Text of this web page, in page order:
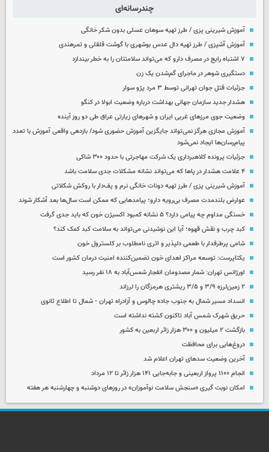
چندرسانه‌ای
آموزش شیرینی پزی / طرز تهیه سوهان عسلی بدون شکر خانگی
آموزش آشپزی / طرز تهیه دال عدس بوشهری با گوشت قلقلی و تمرهندی
۷ اشتباه رایج در مصرف دارو که می‌تواند سلامتتان را به خطر بیندازد
دستگیری شوهر در ماجرای گم‌شدن یک زن
جزئیات قتل جوان تهرانی توسط ۳ مرد پژو سوار
هشدار جدید سازمان جهانی بهداشت درباره وضعیت ابولا در کنگو
وضعیت جوی مرزهای غربی ایران و شهرهای زیارتی عراق طی دو روز آینده
آموزش مجازی هرگز نمی‌تواند جایگزین آموزش حضوری شود/ بازدهی واقعی آموزش با تعدد
پیام‌رسان‌ها ایجاد نمی‌شود
جزئیات پرونده کلاهبرداری یک شرکت مهاجرتی با حدود ۳۰۰ شاکی
۴ علامت هشدار در پاها که می‌تواند نشانه مشکلات جدی سلامت باشد
آموزش شیرینی پزی / طرز تهیه دونات خانگی نرم و پف‌دار با روکش شکلاتی
عوارض بلندمدت مصرف بی‌رویه دارو؛ پیامدهایی که ممکن است سال‌ها بعد آشکار شوند
خستگی مداوم چه پیامی دارد؟ ۵ نشانه کمبود اکسیژن خون که باید جدی گرفت
کبد چرب و نقش قهوه؛ آیا این نوشیدنی می‌تواند به سلامت کبد کمک کند؟
شامی پرطرفدار با طعمی دلپذیر و اثری نامطلوب بر کلسترول خون
یکتاپرست: توسعه مراکز اهدای خون تضمین‌کننده امنیت درمان کشور است
اورژانس تهران: شمار مصدومان انفجار شمس‌آباد به ۱۸ نفر رسید
۲ زمین‌لرزه ۳/۹ و ۳/۵ ریشتری هرمزگان را لرزاند
انسداد مسیر شمال به جنوب جاده چالوس و آزادراه تهران - شمال تا اطلاع ثانوی
حریق شهرک شمس آباد تاکنون کشته نداشته است
بازگشت ۲ میلیون و ۳۰۰ هزار زائر اربعین به کشور
دروغ‌هایی برای محافظت
آخرین وضعیت سدهای تهران اعلام شد
انجام ۱۱۰۰ پرواز اربعینی و جابه‌جایی ۱۴۱ هزار زائر تا ۱۲ مرداد
امکان نوبت گیری «سنجش سلامت نوآموزان» در روزهای دوشنبه و چهارشنبه هر هفته